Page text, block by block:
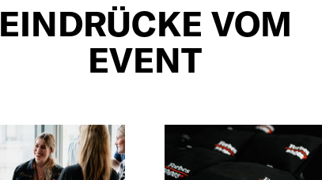
EINDRÜCKE VOM
EVENT